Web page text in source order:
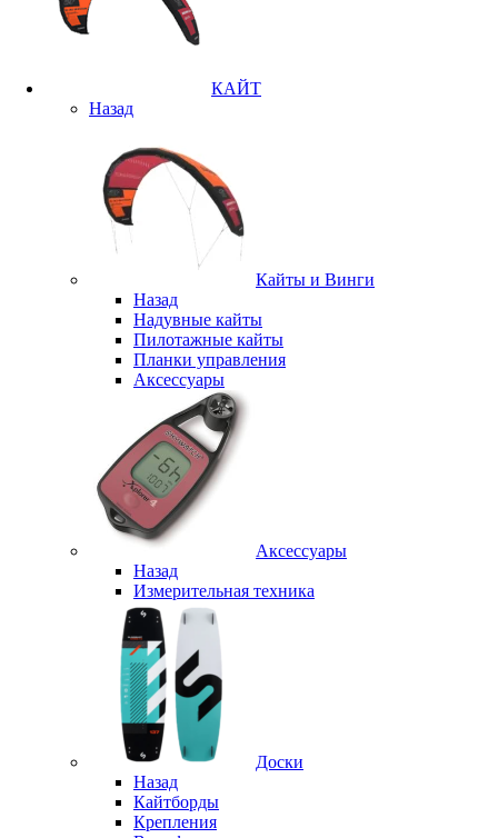
КАЙТ
Назад
Кайты и Винги
Назад
Надувные кайты
Пилотажные кайты
Планки управления
Аксессуары
Аксессуары
Назад
Измерительная техника
Доски
Назад
Кайтборды
Крепления